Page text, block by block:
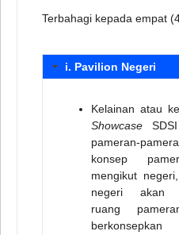
Terbahagi kepada empat
i. Pavilion Negeri
Kelainan atau
ShowcaseSDSI
pameran-
konsep
mengikut
negeri akan
ruang